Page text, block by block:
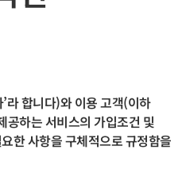
라 합니다)와 이용 고객(이하
공하는 서비스의 가입조건 및
한 사항을 구체적으로 규정함을